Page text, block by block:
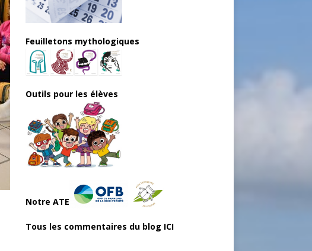
Feuilletons mythologiques
Outils pour les élèves
Notre ATE
Tous les commentaires du blog ICI